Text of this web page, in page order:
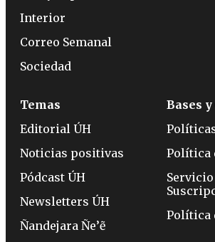
Interior
Correo Semanal
Sociedad
Temas
Editorial ÚH
Noticias positivas
Pódcast ÚH
Newsletters ÚH
Ñandejara Ñe’ẽ
Bases
Política
Servicio
Política